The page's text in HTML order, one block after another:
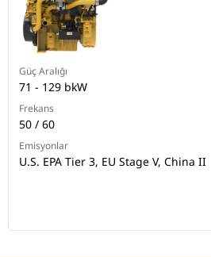
Güç Aralığı
71 - 129 bkW
Frekans
50 / 60
Emisyonlar
U.S. EPA Tier 3, EU Stage V, China II